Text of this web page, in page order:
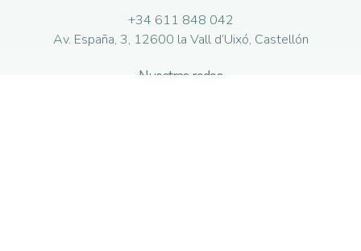
+34 611 848 042
Av. España, 3, 12600 la Vall d’Uixó, Castellón
Nuestras redes